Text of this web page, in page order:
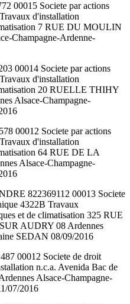
00015 Societe par actions
d'installation
7 RUE DU MOULIN
Champagne-Ardenne-
00014 Societe par actions
d'installation
20 RUELLE THIHY
Alsace-Champagne-
00012 Societe par actions
d'installation
64 RUE DE LA
Alsace-Champagne-
822369112 00013 Societe
4322B Travaux
et de climatisation 325 RUE
AUDRY 08 Ardennes
SEDAN 08/09/2016
00012 Societe de droit
n.c.a. Avenida Bac de
Alsace-Champagne-
07/2016